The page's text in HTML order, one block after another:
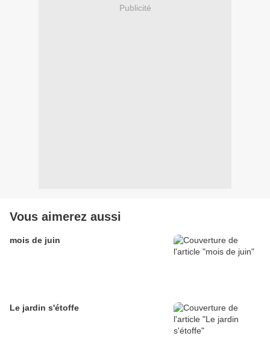
Publicité
Vous aimerez aussi
mois de juin
Le jardin s'étoffe